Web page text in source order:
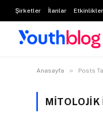
Şirketler İlanlar Etkinlikler
Anasayfa » Posts
MITOLOJIK